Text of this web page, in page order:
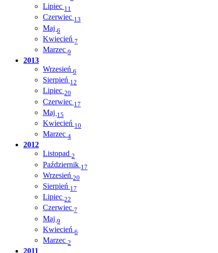
Lipiec 11
Czerwiec 13
Maj 6
Kwiecień 7
Marzec 9
2013
Wrzesień 6
Sierpień 12
Lipiec 20
Czerwiec 17
Maj 15
Kwiecień 10
Marzec 4
2012
Listopad 2
Październik 17
Wrzesień 20
Sierpień 17
Lipiec 22
Czerwiec 7
Maj 9
Kwiecień 6
Marzec 2
2011